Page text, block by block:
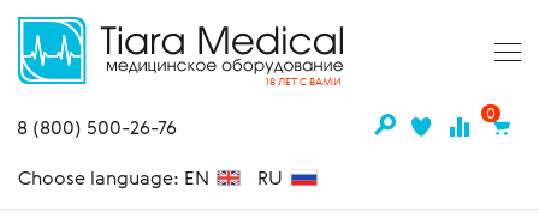
18 ЛЕТ С ВАМИ
8 (800) 500-26-76
0
Choose language: EN RU